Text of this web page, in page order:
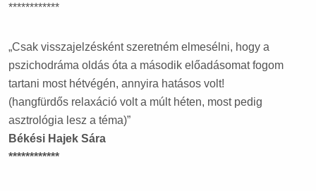
************
„Csak visszajelzésként szeretném elmesélni, hogy a
pszichodráma oldás óta a második előadásomat fogom
tartani most hétvégén, annyira hatásos volt!
(hangfürdős relaxáció volt a múlt héten, most pedig
asztrológia lesz a téma)”
Békési Hajek Sára
************